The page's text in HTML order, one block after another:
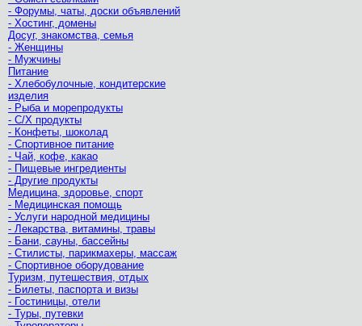
- Форумы, чаты, доски объявлений
- Хостинг, домены
Досуг, знакомства, семья
- Женщины
- Мужчины
Питание
- Хлебобулочные, кондитерские
изделия
- Рыба и морепродукты
- С/Х продукты
- Конфеты, шоколад
- Спортивное питание
- Чай, кофе, какао
- Пищевые ингредиенты
- Другие продукты
Медицина, здоровье, спорт
- Медицинская помощь
- Услуги народной медицины
- Лекарства, витамины, травы
- Бани, сауны, бассейны
- Стилисты, парикмахеры, массаж
- Спортивное оборудование
Туризм, путешествия, отдых
- Билеты, паспорта и визы
- Гостиницы, отели
- Туры, путевки